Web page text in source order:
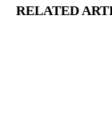
RELATED